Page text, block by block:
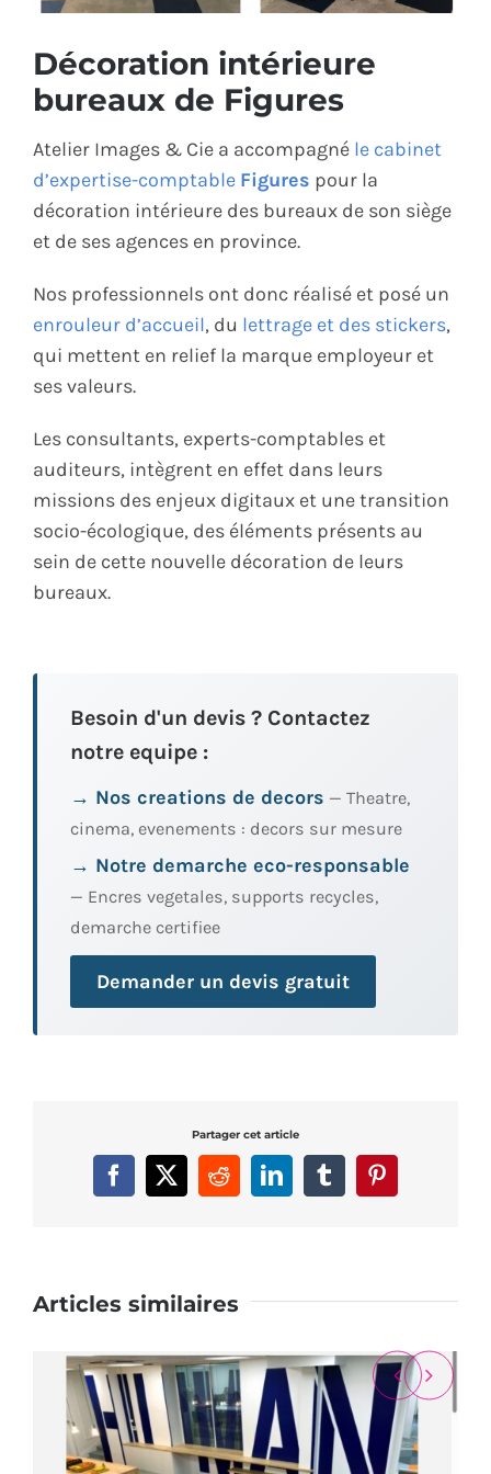
CONTACT
Décoration intérieure
bureaux de Figures
Atelier Images & Cie a accompagné le cabinet
d’expertise-comptable Figures pour la
décoration intérieure des bureaux de son siège
et de ses agences en province.
Nos professionnels ont donc réalisé et posé un
enrouleur d’accueil, du lettrage et des stickers,
qui mettent en relief la marque employeur et
ses valeurs.
Les consultants, experts-comptables et
auditeurs, intègrent en effet dans leurs
missions des enjeux digitaux et une transition
socio-écologique, des éléments présents au
sein de cette nouvelle décoration de leurs
bureaux.
Besoin d'un devis ? Contactez
notre equipe :
→ Nos creations de decors — Theatre,
cinema, evenements : decors sur mesure
→ Notre demarche eco-responsable
— Encres vegetales, supports recycles,
demarche certifiee
Demander un devis gratuit
Partager cet article
Facebook
X RedditLinkedInTumblrPinterest
Articles similaires